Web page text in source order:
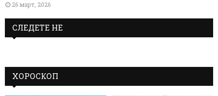
26 март, 2026
СЛЕДЕТЕ НЕ
ХОРОСКОП